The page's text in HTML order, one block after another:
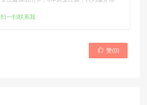
扫一扫联系我
 赞(0)